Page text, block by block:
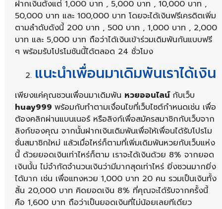
ฝากเงินตั้งแต่ 1,000 บาท , 5,000 บาท , 10,000 บาท ,
50,000 บาท และ 100,000 บาท โดยจะได้เงินฟรีเครดิตเพิ่ม
ตามลำดับดังนี้ 200 บาท , 500 บาท , 1,000 บาท , 2,000
บาท และ 5,000 บาท ถือว่าได้เงินเข้าร่วมเดิมพันกันแบบฟรี
ๆ พร้อมรับโปรโมชันนี้ได้ตลอด 24 ชั่วโมง
แนะนำเพื่อนมาเดิมพันเราได้เงิน
เพียงแค่คุณชวนเพื่อนมาเดิมพัน หวยออนไลน์ กับเว็บ
huay999 พร้อมกับทำตามเงื่อนไขที่เว็บไซต์กำหนดเช่น เพื่อ
ต้องคลิกผ่านแบนเนอร์ หรือลิงก์เพื่อสมัครสมาชิกกับเว็บจาก
ลิงก์ของคุณ จากนั้นฝากเงินเดิมพันเพื่อให้เพื่อนได้รับโปรโม
ชั่นสมาชิกใหม่ แล้วเมื่อไหร่ก็ตามที่เพิ่มเดิมพันหวยกับเว็บแห่ง
นี้ ด้วยยอดเงินเท่าไหร่ก็ตาม เราจะได้เงินด้วย 8% จากยอด
เงินนั้น ไม่จำกัดจำนวนเงินว่ามีมากสุดเท่าไหร่ ยิ่งชวนมากยิ่ง
ได้มาก เช่น เพื่อแทงหวย 1,000 บาท 20 คน รวมเป็นเงินทั้ง
สิ้น 20,000 บาท คิดยอดเงิน 8% ที่คุณจะได้รับจากครั้งนี้
คือ 1,600 บาท ถือว่าเป็นยอดเงินที่ไม่น้อยเลยทีเดียว